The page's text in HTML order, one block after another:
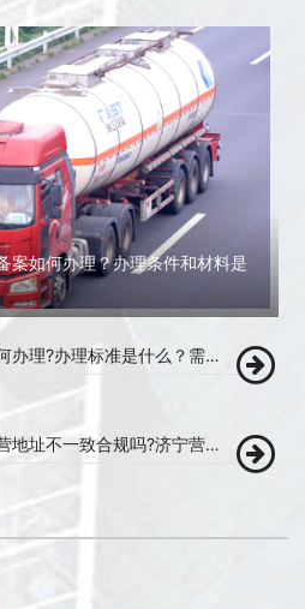
案如何办理？办理条件和材料是
准是什么？需要准备哪些材料清单!
合规吗?济宁营业执照注册办理代办！